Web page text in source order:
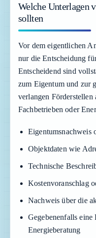
Welche Unterlagen
sollten
Vor dem eigentlichen
nur die Entscheidung
Entscheidend sind
zum Eigentum und zur
verlangen Förderstellen
Fachbetrieben oder
Eigentumsnachweis
Objektdaten wie
Technische
Kostenvoranschlag
Nachweis über die
Gegebenenfalls eine
Energieberatung